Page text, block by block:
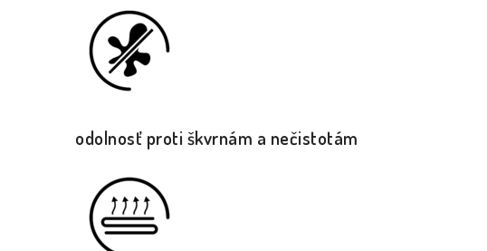
odolnosť proti škvrnám a nečistotám